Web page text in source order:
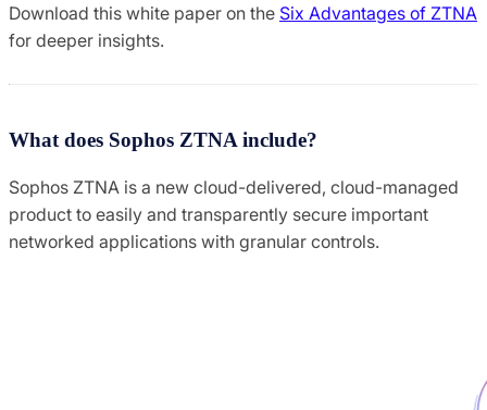
Download this white paper on the Six Advantages of ZTNA
for deeper insights.
What does Sophos ZTNA include?
Sophos ZTNA is a new cloud-delivered, cloud-managed
product to easily and transparently secure important
networked applications with granular controls.